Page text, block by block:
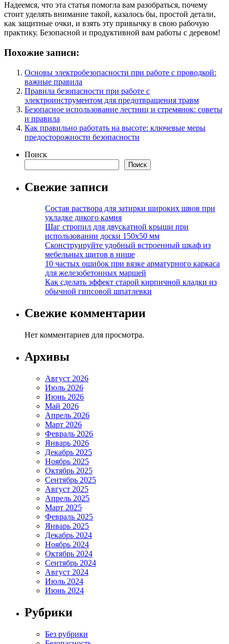
Надеемся, что эта статья помогла вам разобраться, почему
стоит уделять внимание такой, казалось бы, простой детали,
как защитные очки, и взять эту привычку в свою рабочую
практику. Безопасной и продуктивной вам работы с деревом!
Похожие записи:
Основы электробезопасности при работе с проводкой:
важные правила
Правила безопасности при работе с
электроинструментом для предотвращения травм
Безопасное использование лестниц и стремянок: советы
и правила
Как правильно работать на высоте: ключевые меры
предосторожности безопасности
Поиск
Поиск
Свежие записи
Состав раствора для затирки широких швов при
укладке дикого камня
Шаг стропил для двускатной крыши при
использовании доски 150х50 мм
Сконструируйте удобный встроенный шкаф из
мебельных щитов в нише
10 частых ошибок при вязке арматурного каркаса
для железобетонных маршей
Как сделать эффект старой кирпичной кладки из
обычной гипсовой шпатлевки
Свежие комментарии
Нет комментариев для просмотра.
Архивы
Август 2026
Июль 2026
Июнь 2026
Май 2026
Апрель 2026
Март 2026
Февраль 2026
Январь 2026
Декабрь 2025
Ноябрь 2025
Октябрь 2025
Сентябрь 2025
Август 2025
Апрель 2025
Март 2025
Февраль 2025
Январь 2025
Декабрь 2024
Ноябрь 2024
Октябрь 2024
Сентябрь 2024
Август 2024
Июль 2024
Июнь 2024
Рубрики
Без рубрики